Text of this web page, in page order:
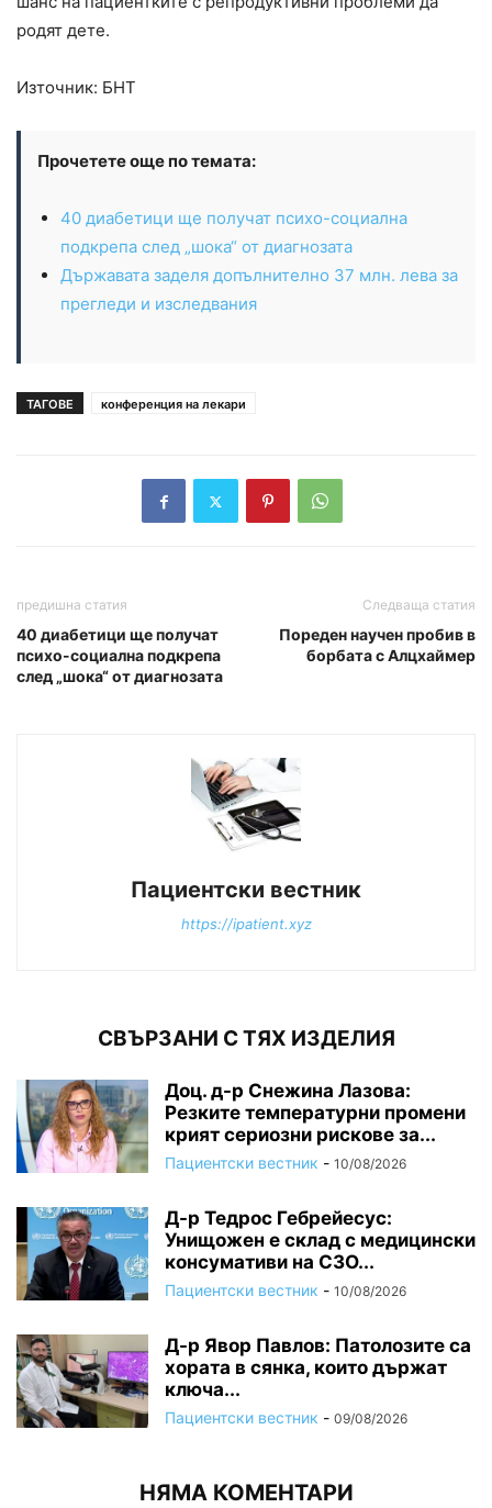
родят дете.
Източник: БНТ
Прочетете още по темата:
40 диабетици ще получат психо-социална
подкрепа след „шока“ от диагнозата
Държавата заделя допълнително 37 млн. лева за
прегледи и изследвания
ТАГОВЕ конференция на лекари
предишна статия
40 диабетици ще получат
психо-социална подкрепа
след „шока“ от диагнозата
Следваща статия
Пореден научен пробив в
борбата с Алцхаймер
Пациентски вестник
https://ipatient.xyz
СВЪРЗАНИ С ТЯХ ИЗДЕЛИЯ
Доц. д-р Снежина Лазова:
Резките температурни промени
крият сериозни рискове за...
Пациентски вестник - 10/08/2026
Д-р Тедрос Гебрейесус:
Унищожен е склад с медицински
консумативи на СЗО...
Пациентски вестник - 10/08/2026
Д-р Явор Павлов: Патолозите са
хората в сянка, които държат
ключа...
Пациентски вестник - 09/08/2026
НЯМА КОМЕНТАРИ